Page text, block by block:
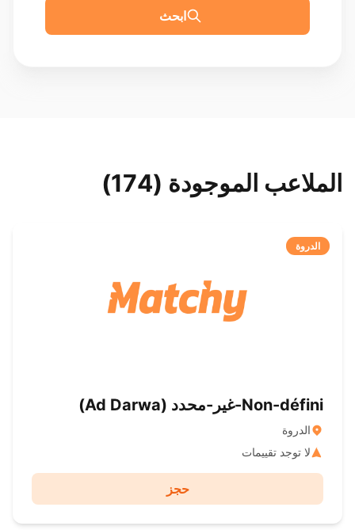
ابحث
الملاعب الموجودة (174)
الدروة
Non-défini-غير-محدد ( Ad Darwa)
الدروة
لا توجد تقييمات
حجز